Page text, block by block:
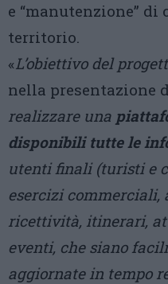
e “manutenzione”
territorio.
«L’obiettivo del
nella presentazione
realizzare una
disponibili tutte le
utenti finali (turisti e
esercizi
ricettività, itinerari,
eventi, che siano
aggiornate in tempo